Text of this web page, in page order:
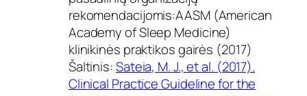
rekomendacijomis:AASM (American
Academy of Sleep Medicine)
klinikinės praktikos gairės (2017)
Šaltinis:Sateia, M. J., et al. (2017).
Clinical Practice Guideline for the